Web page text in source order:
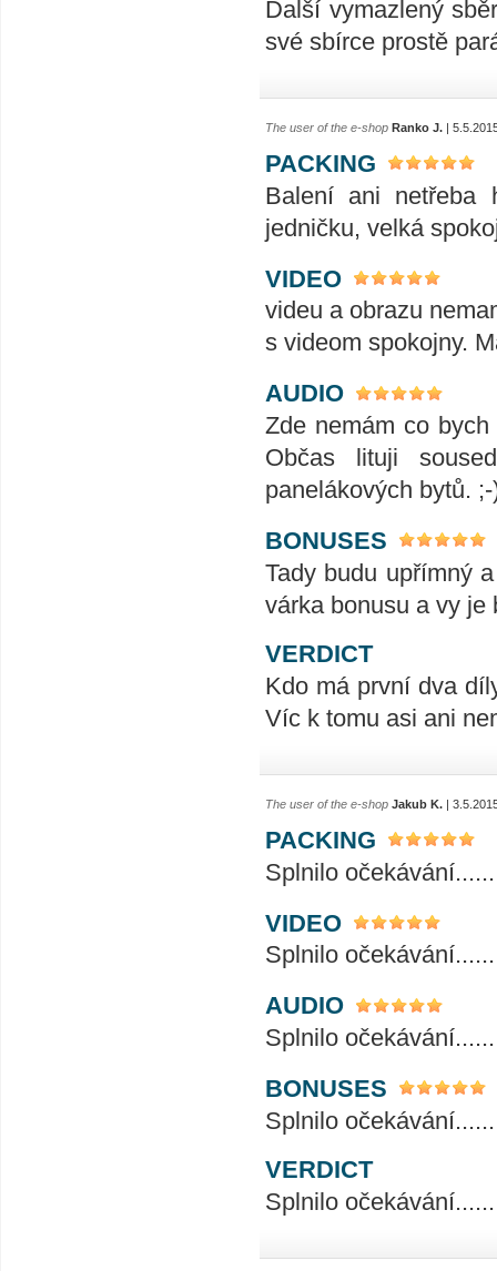
Další vymazlený
své sbírce prostě
The user of the e-shop Ranko J. |
PACKING
Balení ani netřeba
jedničku, velká
VIDEO
videu a obrazu
s videom spokojny.
AUDIO
Zde nemám co
Občas lituji
panelákových bytů. ;-
BONUSES
Tady budu upřímný
várka bonusu a vy je
VERDICT
Kdo má první dva
Víc k tomu asi ani
The user of the e-shop Jakub K. |
PACKING
Splnilo
VIDEO
Splnilo
AUDIO
Splnilo
BONUSES
Splnilo
VERDICT
Splnilo